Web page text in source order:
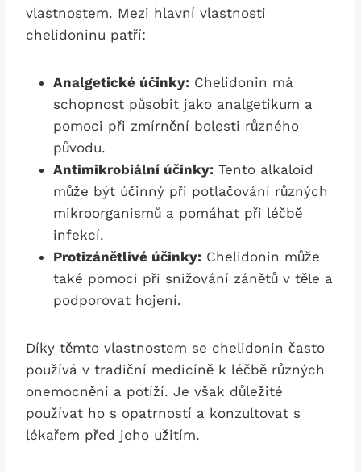
vlastnostem. Mezi‌ hlavní vlastnosti
chelidoninu patří:
Analgetické účinky: Chelidonin má
schopnost⁢ působit jako analgetikum a
pomoci při zmírnění bolesti různého
původu.
Antimikrobiální účinky: Tento ‍alkaloid
může být účinný při potlačování různých
mikroorganismů a‌ pomáhat při léčbě
infekcí.
Protizánětlivé účinky: ‍Chelidonin může
⁤také pomoci při snižování zánětů v těle a
podporovat hojení.
Díky ⁣těmto vlastnostem⁣ se chelidonin ⁣často
používá v tradiční medicíně k léčbě různých
onemocnění a ⁢potíží. Je ​však důležité
používat ho s opatrností a konzultovat ⁣s
⁢lékařem před jeho užitím.